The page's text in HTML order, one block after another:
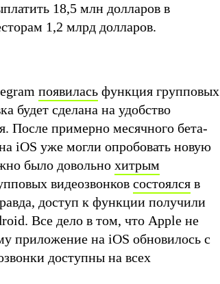
18,5 млн долларов в
1,2 млрд долларов.
появилась функция групповых
будет сделана на удобство
После примерно месячного бета-
iOS уже могли опробовать новую
было довольно хитрым
видеозвонков состоялся в
доступ к функции получили
Все дело в том, что Apple не
приложение на iOS обновилось с
доступны на всех